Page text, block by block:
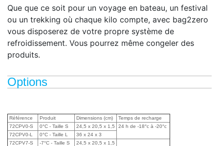
Que que ce soit pour un voyage en bateau, un festival
ou un trekking où chaque kilo compte, avec bag2zero
vous disposerez de votre propre système de
refroidissement. Vous pourrez même congeler des
produits.
Options
Référence Produit Dimensions (cm)
Temps de recharge
72CPV0-S
0°C - Taille S 24,5 x 20,5 x 1,5
24 h de -18°c à -20°c
72CPV0-L
0°C - Taille L
36 x 24 x 3
72CPV7-S
-7°C - Taille S 24,5 x 20,5 x 1,5